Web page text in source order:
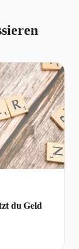
du Geld